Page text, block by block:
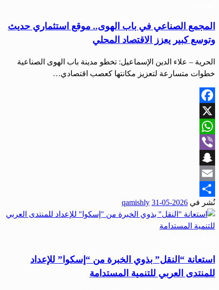
المجمع الصناعي في باب الهوى.. موقع استثماري حديث
وتوسع كبير يعزز الاقتصاد المحلي
الحرية – علاء الدين الإسماعيل: تخطو مدينة باب الهوى الصناعية
خطوات متسارعة لتعزيز مكانتها كعصب اقتصادي…
Facebook
X
WhatsApp
Viber
Snapchat
Email
Share
نُشر في 2026-05-31
qamishly
استعانة “النقل” بذوي الخبرة من “إسكوا” للإعداد
للمنتدى العربي للتنمية المستدامة